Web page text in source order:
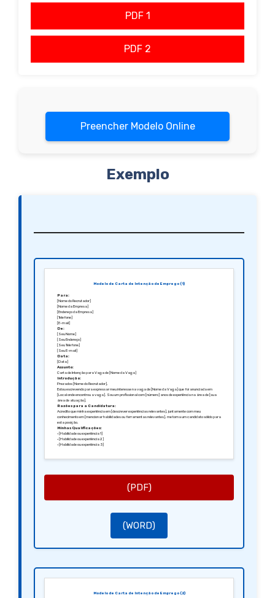
PDF 1
PDF 2
Preencher Modelo Online
Exemplo
Modelo de Carta de Intenção de Emprego (1)
Para:
[Nome do Recrutador]
[Nome da Empresa]
[Endereço da Empresa]
[Telefone]
[E-mail]
De:
[Seu Nome]
[Seu Endereço]
[Seu Telefone]
[Seu E-mail]
Data:
[Data]
Assunto:
Carta de Intenção para Vaga de [Nome da Vaga]
Introdução:
Prezados [Nome do Recrutador],
Estou escrevendo para expressar meu interesse na vaga de [Nome da Vaga] que foi anunciada em
[Local onde encontrou a vaga]. Sou um profissional com [número] anos de experiência na área de [sua
área de atuação].
Razões para a Candidatura:
Acredito que minha experiência em [descrever experiências relevantes], juntamente com meu
conhecimento em [mencionar habilidades ou ferramentas relevantes], me torna um candidato sólido para
esta posição.
Minhas Qualificações:
• [Habilidade ou experiência 1]
• [Habilidade ou experiência 2]
• [Habilidade ou experiência 3]
Agradeço pela consideração e estou à disposição para uma entrevista a qualquer momento.
[Sua Assinatura (se aplicável)]
(PDF)
(WORD)
Modelo de Carta de Intenção de Emprego (2)